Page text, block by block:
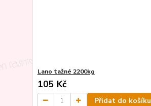
Lano tažné 2200kg
105 Kč
Přidat do košíku